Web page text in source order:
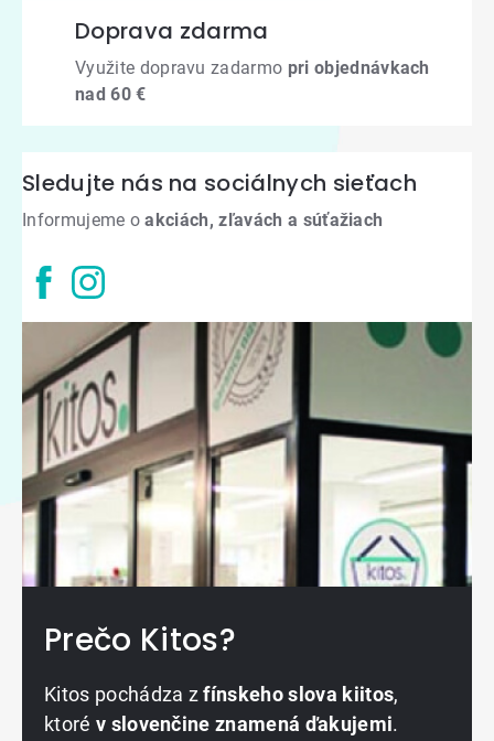
Doprava zdarma
Využite dopravu zadarmo pri objednávkach
nad 60 €
Sledujte nás na sociálnych sieťach
Informujeme oakciách, zľavách a súťažiach
Prečo Kitos?
Kitos pochádza zfínskeho slova kiitos,
ktoré v slovenčine znamená ďakujemi.